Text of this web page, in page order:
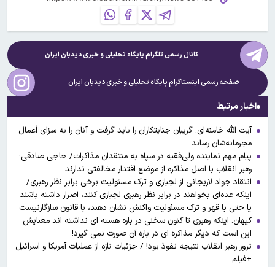
کانال رسمی تلگرام پایگاه تحلیلی و خبریدیدبان ایران
صفحه رسمی اینستاگرام پایگاه تحلیلی و خبریدیدبان ایران
اخبار مرتبط
آیت الله خامنه‌ای: گریبان جنایتکاران را باید گرفت و آنان را به سزای اَعمال
مجرمانه‌شان رساند
پیام مهم نماینده ولی‌فقیه در سپاه به منتقدان مذاکرات/ حاجی صادقی:
رهبر انقلاب با اصل مذاکره از موضع اقتدار مخالفتی ندارند
انتقاد جواد لاریجانی از لجبازی و ترک مسئولیت برخی برابر نظر رهبری/
اینکه عده‌ای بخواهند در برابر نظر رهبری لجبازی کنند، اصرار داشته باشند
یا حتی با قهر و ترک مسئولیت واکنش نشان دهند، با قانون سازگارنیست
کیهان: اینکه رهبری تا کنون سخنی در باره هسته ای نداشته اند معنایش
این است که دیگر مذاکره ای در باره آن صورت نمی گیرد!
ترور رهبر انقلاب نتیجه نفوذ بود! / جزئیات تازه از عملیات آمریکا و اسرائیل
+فیلم